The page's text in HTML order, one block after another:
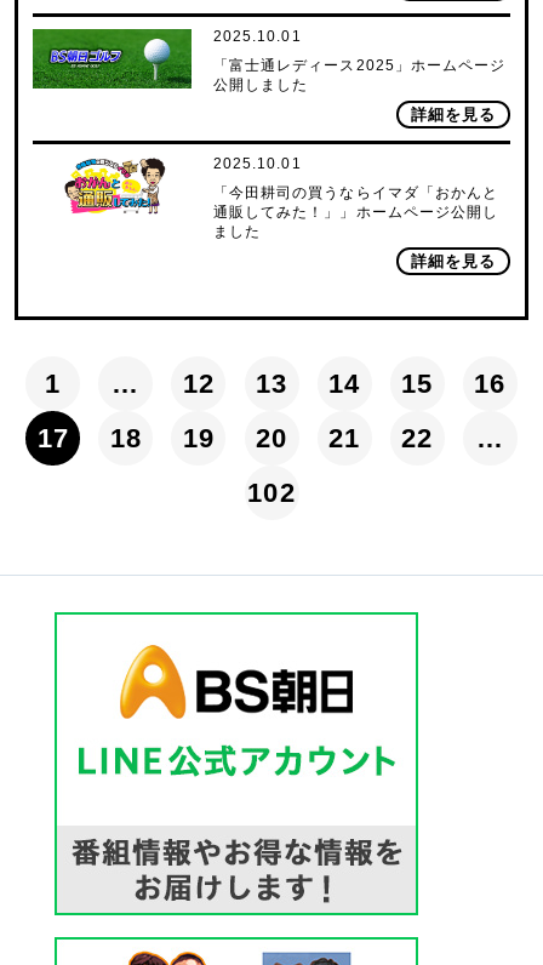
2025.10.01
「富士通レディース2025」ホームページ
公開しました
詳細を見る
2025.10.01
「今田耕司の買うならイマダ「おかんと
通販してみた！」」ホームページ公開し
ました
詳細を見る
1 … 12 13 14 15
16
17
18 19 20 21 22
…
102